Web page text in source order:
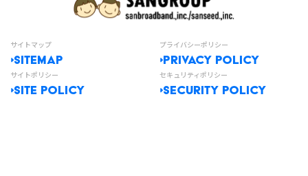
サイトマップ
SITEMAP
プライバシーポリシー
PRIVACY POLICY
サイトポリシー
SITE POLICY
セキュリティポリシー
SECURITY POLICY